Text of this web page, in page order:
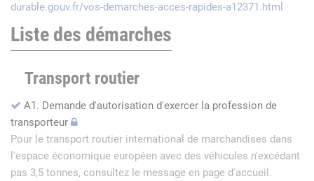
durable.gouv.fr/vos-demarches-acces-rapides-a12371.html
Liste des démarches
Transport routier
A1. Demande d'autorisation d'exercer la profession de
transporteur
Pour le transport routier international de marchandises dans
l'espace économique européen avec des véhicules n'excédant
pas 3,5 tonnes, consultez le message en page d'accueil.